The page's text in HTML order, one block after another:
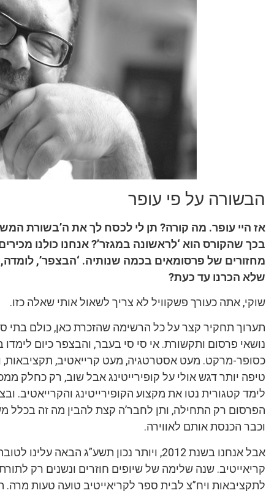
הבשורה על פי עופר
אז היי עופר. מה קורה? תן לי לכסח לך את ה’בשורת
בכך שהקורס הוא ‘לראשונה במגזר’? אנחנו כולנו
מחזורים של פרסומאים בכמה שנותיה. ‘הבצפר’,
שלא הכרנו עד כעת?
שוקי, אתה כעורך פשקוויל לא צריך לשאול אותי שאלה כזו.
תערוך תחקיר קצר על כל הרשימה שהזכרת כאן, כולם בתי
נושאי פרסום ותקשורת. אי סי סי בעבר, והבצפר כיום
כסופר-מרקט. מעט אסטרטגיה, מעט קרייאטיב, תקציבאות,
טיפה יותר דגש אולי על קופירייטינג אבל שוב, רק כחלק
לימד קטגורית נטו את מקצוע הקופירייטינג והקרייאטיב.
הפרסום רק התחילה, ותן לחבר’ה קצת להבין מה זה בכלל
וכבר הכנסת אותם לאווירה.
אבל אנחנו בשנת 2012, ויותר נכון תשע”ג הבאה
קריאייטיב. שנה שלימה של שיופים חוזרים ונשנים רק
לתקציבאות ויח”צ לבית ספר לקריאייטיב טועה טעות מרה.